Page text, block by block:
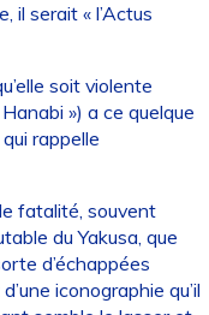
il serait « l’Actus
soit violente
») a ce quelque
rappelle
fatalité, souvent
du Yakusa, que
d’échappées
iconographie qu’il